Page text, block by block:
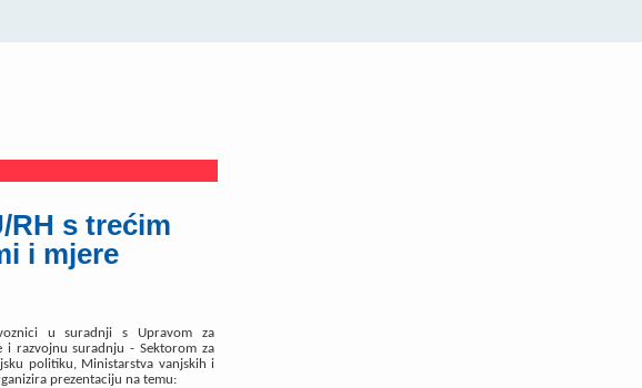
RH s trećim
i mjere
u suradnji s Upravom za
i razvojnu suradnju - Sektorom za
politiku, Ministarstva vanjskih i
prezentaciju na temu: